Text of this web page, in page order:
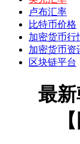
卢布汇率
比特币价格
加密货币行
加密货币资
区块链平台
最